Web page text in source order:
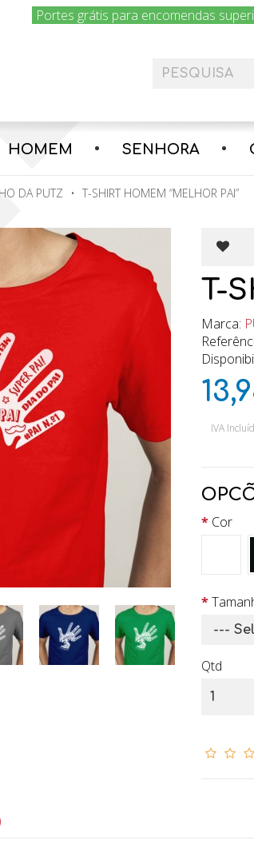
Portes grátis para encomendas
HOMEM SENHORA
DA PUTZ T-SHIRT HOMEM “MELHOR PAI”
T-
Marca:
IVA
Cor
Qtd